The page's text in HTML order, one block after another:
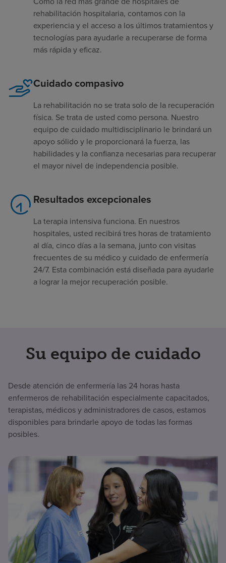
rehabilitación hospitalaria, contamos con la
experiencia y el acceso a los últimos tratamientos y
tecnologías para ayudarle a recuperarse de forma
más rápida y eficaz.
Cuidado compasivo
La rehabilitación no se trata solo de la recuperación
física. Se trata de usted como persona. Nuestro
equipo de cuidado multidisciplinario le brindará un
apoyo sólido y le proporcionará la fuerza, las
habilidades y la confianza necesarias para recuperar
el mayor nivel de independencia posible.
Resultados excepcionales
La terapia intensiva funciona. En nuestros
hospitales, usted recibirá tres horas de tratamiento
al día, cinco días a la semana, junto con visitas
frecuentes de su médico y cuidado de enfermería
24/7. Esta combinación está diseñada para ayudarle
a lograr la mejor recuperación posible.
Su equipo de cuidado
Desde atención de enfermería las 24 horas hasta
enfermeros de rehabilitación especialmente capacitados,
terapistas, médicos y administradores de casos, estamos
disponibles para brindarle apoyo de todas las formas
posibles.